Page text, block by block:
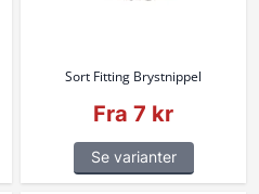
Sort Fitting Brystnippel
Fra 7 kr
Se varianter